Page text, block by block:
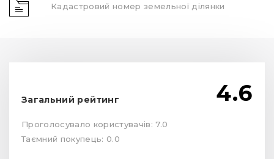
Кадастровий номер земельної ділянки
Загальний рейтинг 4.6
Проголосувало користувачів: 7.0
Таємний покупець: 0.0